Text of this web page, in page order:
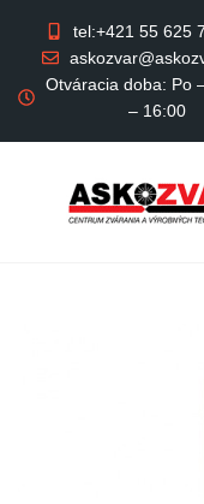
tel:+421 55 625
Otváracia doba: Po
– 16:00